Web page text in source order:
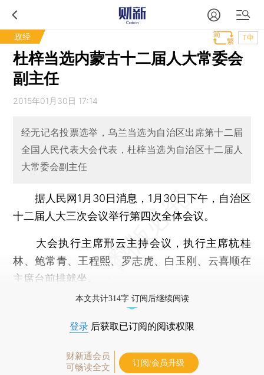
政经 T中
杜梓当选内蒙古十二届人大常委会
副主任
2015年01月30日 17:14
经无记名投票选举，乌兰当选为自治区出席第十二届
全国人民代表大会代表，杜梓当选为自治区十二届人
大常委会副主任
据人民网1月30日消息，1月30日下午，自治区
十二届人大三次会议举行第四次全体会议。
大会执行主席邢云主持会议，执行主席杭桂
林、鲍常青、王程熙、罗志虎、白玉刚、云喜顺在
主席台前排就坐。
本文共计314字 订阅后继续阅读
登录 后获取已订阅的阅读权限
财新通会员
可畅读全文
订阅/会员升级